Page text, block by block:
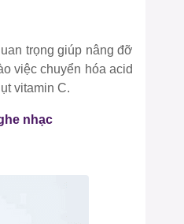
trọng giúp nâng đỡ
việc chuyển hóa acid
vitamin C.
nhạc